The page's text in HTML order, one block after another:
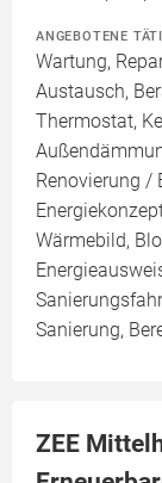
ANGEBOTENE
Wartung,
Austausch,
Thermostat,
Renovierung /
Wärmebild,
Sanierung,
ZEE